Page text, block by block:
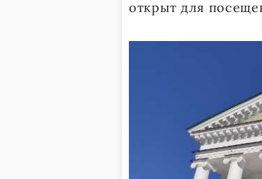
открыт для